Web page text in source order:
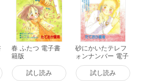
春 ふたつ 電子書
籍版
試し読み
砂にかいたテレフ
ォンナンバー 電子
書籍版
試し読み